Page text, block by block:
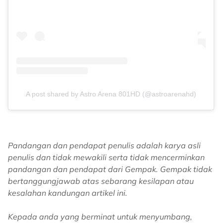
A post shared by Astro Arena 801HD (@astroarenahd)
Pandangan dan pendapat penulis adalah karya asli
penulis dan tidak mewakili serta tidak mencerminkan
pandangan dan pendapat dari Gempak. Gempak tidak
bertanggungjawab atas sebarang kesilapan atau
kesalahan kandungan artikel ini.
Kepada anda yang berminat untuk menyumbang,